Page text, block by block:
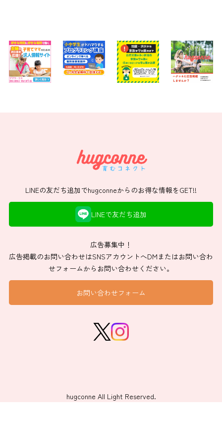
LINEの友だち追加でhugconneからのお得な情報をGET!!
LINEで友だち追加
広告募集中！
広告掲載のお問い合わせはSNSアカウントへDMまたはお問い合わ
せフォームからお問い合わせください。
お問い合わせフォーム
hugconne All Light Reserved.